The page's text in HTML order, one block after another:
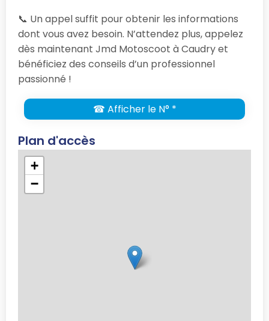
📞 Un appel suffit pour obtenir les informations
dont vous avez besoin. N’attendez plus, appelez
dès maintenant Jmd Motoscoot à Caudry et
bénéficiez des conseils d’un professionnel
passionné !
☎ Afficher le N° *
Plan d'accès
+
−